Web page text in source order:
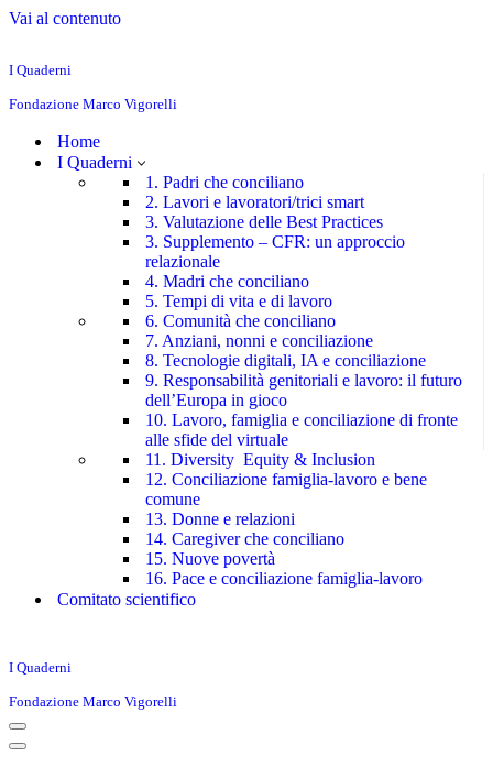
Vai al contenuto
I Quaderni
Fondazione Marco Vigorelli
Home
I Quaderni
1. Padri che conciliano
2. Lavori e lavoratori/trici smart
3. Valutazione delle Best Practices
3. Supplemento – CFR: un approccio
relazionale
4. Madri che conciliano
5. Tempi di vita e di lavoro
6. Comunità che conciliano
7. Anziani, nonni e conciliazione
8. Tecnologie digitali, IA e conciliazione
9. Responsabilità genitoriali e lavoro: il futuro
dell’Europa in gioco
10. Lavoro, famiglia e conciliazione di fronte
alle sfide del virtuale
11. Diversity Equity & Inclusion
12. Conciliazione famiglia-lavoro e bene
comune
13. Donne e relazioni
14. Caregiver che conciliano
15. Nuove povertà
16. Pace e conciliazione famiglia-lavoro
Comitato scientifico
I Quaderni
Fondazione Marco Vigorelli
Menu
di
Menu